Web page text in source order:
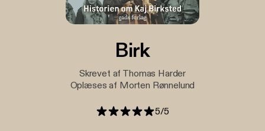
Birk
Skrevet af Thomas Harder
Oplæses af Morten Rønnelund
5/5